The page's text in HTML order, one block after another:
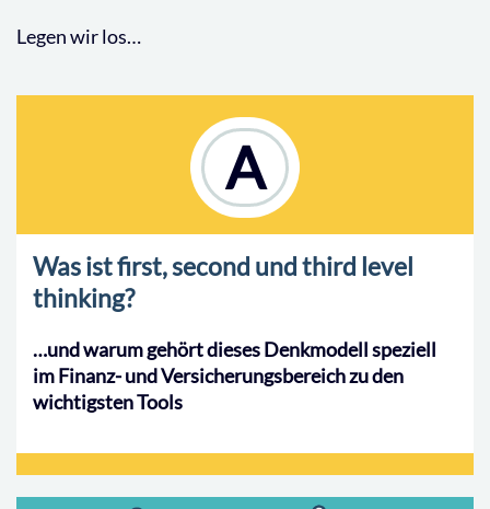
Legen wir los…
A
Was ist first, second und third level
thinking?
…und warum gehört dieses Denkmodell speziell
im Finanz- und Versicherungsbereich zu den
wichtigsten Tools